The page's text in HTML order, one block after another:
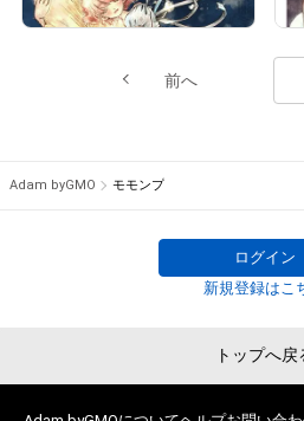
# 1/2
前へ
Adam byGMO モモンプ
ログイン
新規登録はこ
トップへ戻